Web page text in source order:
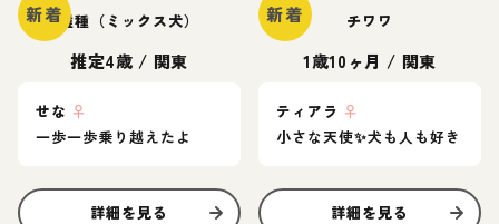
新着雑種（ミックス犬）
推定4歳 / 関東
せな ♀
一歩一歩乗り越えたよ
詳細を見る
新着 チワワ
1歳10ヶ月 / 関東
ティアラ ♀
小さな天使✨️犬も人も好き
詳細を見る